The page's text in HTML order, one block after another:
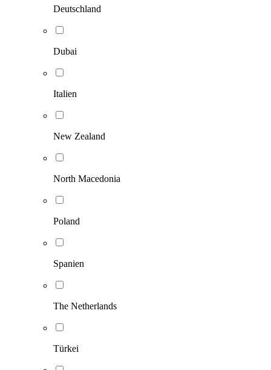
Deutschland
Dubai
Italien
New Zealand
North Macedonia
Poland
Spanien
The Netherlands
Türkei